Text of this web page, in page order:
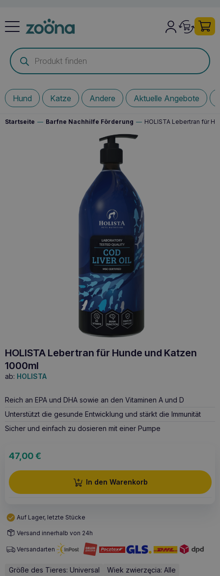
Products
search
Hund Katze Andere Aktuelle Angebote
Startseite — Barfne Nachhilfe Förderung — HOLISTA Lebertran für
HOLISTA Lebertran für Hunde und Katzen
1000ml
ab: HOLISTA
Reich an EPA und DHA sowie an den Vitaminen A und D
Unterstützt die gesunde Entwicklung und stärkt die Immunität
Sicher und einfach zu dosieren mit einer Pumpe
47,00€
In den Warenkorb
Auf Lager, letzte Stücke
Versand innerhalb von 24h
Versandarten
Größe des Tieres: Universal Wiek zwierzęcia: Alle